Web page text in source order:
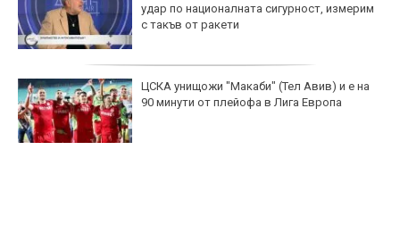
удар по националната сигурност, измерим
с такъв от ракети
ЦСКА унищожи "Макаби" (Тел Авив) и е на
90 минути от плейофа в Лига Европа